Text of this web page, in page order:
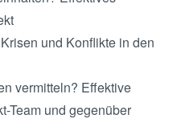
und Konflikte in den
vermitteln? Effektive
Team und gegenüber